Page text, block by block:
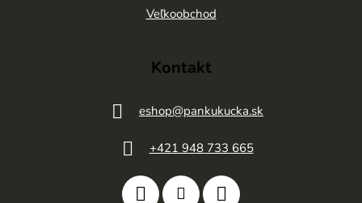
Veľkoobchod
Kontakt
eshop@pankukucka.sk
+421 948 733 665